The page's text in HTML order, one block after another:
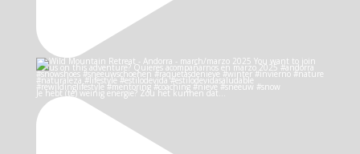
Je hebt (te) weinig energie? Zou het kunnen dat…